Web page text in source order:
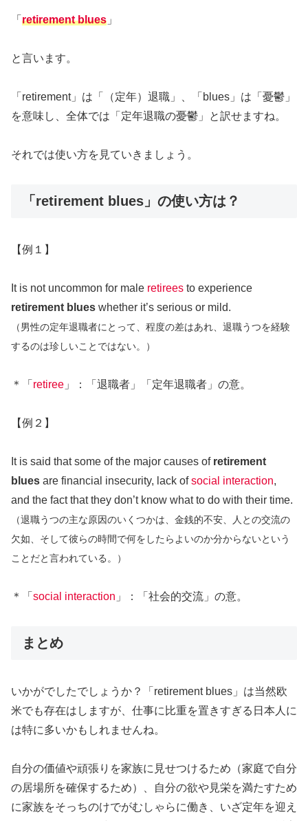
「 retirement blues 」
と言います。
「retirement」は「（定年）退職」、「blues」は「憂鬱」
を意味し、全体では「定年退職の憂鬱」と訳せますね。
それでは使い方を見ていきましょう。
「retirement blues」の使い方は？
【例１】
It is not uncommon for male retirees to experience
retirement blues whether it’s serious or mild.
（男性の定年退職者にとって、程度の差はあれ、退職うつを経験
するのは珍しいことではない。）
＊「 retiree 」：「退職者」「定年退職者」の意。
【例２】
It is said that some of the major causes of retirement
blues are financial insecurity, lack ofsocial interaction,
and the fact that they don’t know what to do with their time.
（退職うつの主な原因のいくつかは、金銭的不安、人との交流の
欠如、そして彼らの時間で何をしたらよいのか分からないという
ことだと言われている。）
＊「 social interaction 」：「社会的交流」の意。
まとめ
いかがでしたでしょうか？「retirement blues」は当然欧
米でも存在はしますが、仕事に比重を置きすぎる日本人に
は特に多いかもしれませんね。
自分の価値や頑張りを家族に見せつけるため（家庭で自分
の居場所を確保するため）、自分の欲や見栄を満たすため
に家族をそっちのけでがむしゃらに働き、いざ定年を迎え